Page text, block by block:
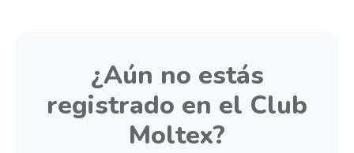
¿Aún no estás
registrado en el Club
Moltex?